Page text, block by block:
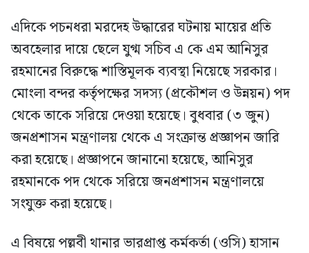
এদিকে পচনধরা মরদেহ উদ্ধারের ঘটনায় মায়ের প্রতি
অবহেলার দায়ে ছেলে যুগ্ম সচিব এ কে এম আনিসুর
রহমানের বিরুদ্ধে শাস্তিমূলক ব্যবস্থা নিয়েছে সরকার।
মোংলা বন্দর কর্তৃপক্ষের সদস্য (প্রকৌশল ও উন্নয়ন) পদ
থেকে তাকে সরিয়ে দেওয়া হয়েছে। বুধবার (৩ জুন)
জনপ্রশাসন মন্ত্রণালয় থেকে এ সংক্রান্ত প্রজ্ঞাপন জারি
করা হয়েছে। প্রজ্ঞাপনে জানানো হয়েছে, আনিসুর
রহমানকে পদ থেকে সরিয়ে জনপ্রশাসন মন্ত্রণালয়ে
সংযুক্ত করা হয়েছে।
এ বিষয়ে পল্লবী থানার ভারপ্রাপ্ত কর্মকর্তা (ওসি) হাসান